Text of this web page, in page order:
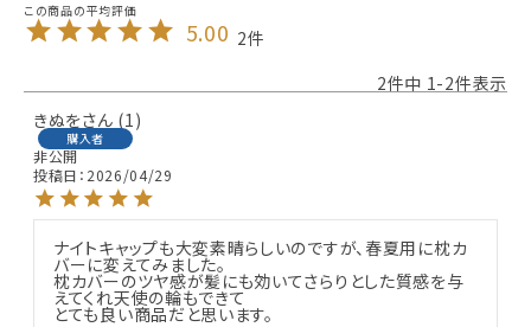
5.00 2
2件中 1-2件表示
きぬを
1
購入者
非公開
投稿日 2026/04/29
ナイトキャップも大変素晴らしいのですが、春夏用に枕カ
バーに変えてみました。
枕カバーのツヤ感が髪にも効いてさらりとした質感を与
えてくれ天使の輪もできて
とても良い商品だと思います。